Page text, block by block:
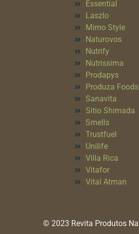
Essential
Laszlo
Mimo Style
Naturovos
Nutrify
Nutrissima
Prodapys
Produza Foods
Sanavita
Sitio Shimada
Smells
Trustfuel
Unilife
Villa Rica
Vitafor
Vital Atman
© 2023 Revita Produtos